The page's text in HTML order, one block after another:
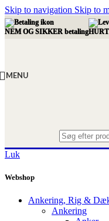
Skip to navigation Skip to
NEM OG SIKKER betaling
MENU
Luk
Webshop
Ankering, Rig &
Ankering